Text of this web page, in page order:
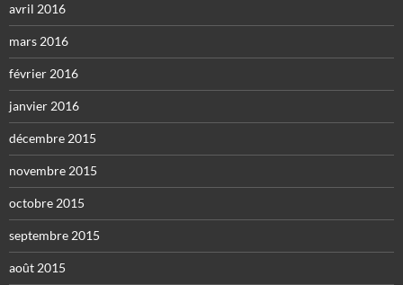
avril 2016
mars 2016
février 2016
janvier 2016
décembre 2015
novembre 2015
octobre 2015
septembre 2015
août 2015